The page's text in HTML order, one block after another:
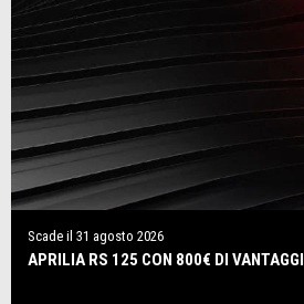
Scade il 31 agosto 2026
APRILIA RS 125 CON 800€ DI VANTAGGI